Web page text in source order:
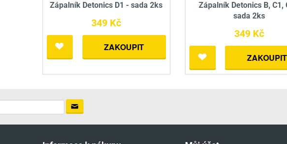
Zápalník Detonics D1 - sada 2ks
349 Kč
ZAKOUPIT
Zápalník Detonics B, C1,
sada 2ks
349 Kč
ZAKOUPIT